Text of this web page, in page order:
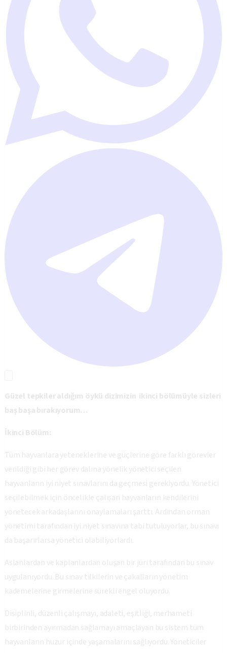
Güzel tepkiler aldığım öykü dizimizin ikinci bölümüyle sizleri
baş başa bırakıyorum…
İkinci Bölüm:
Tüm hayvanlara yeteneklerine ve güçlerine göre farklı görevler
verildiği gibi her görev dalına yönelik yönetici seçilen
hayvanların iyi niyet sınavlarını da geçmesi gerekiyordu. Yönetici
seçilebilmek için öncelikle çalışan hayvanların kendilerini
yönetecek arkadaşlarını onaylamaları şarttı. Ardından orman
yönetimi tarafından iyi niyet sınavına tabi tutuluyorlar, bu sınavı
da başarırlarsa yönetici olabiliyorlardı.
Aslanlardan ve kaplanlardan oluşan bir jüri tarafından bu sınav
uygulanıyordu. Bu sınav tilkilerin ve çakalların yönetim
kademelerine girmelerine sürekli engel oluyordu.
Disiplinli, düzenli çalışmayı, adaleti, eşitliği, merhameti
birbirinden ayırmadan sağlamayı amaçlayan bu sistem tüm
hayvanların huzur içinde yaşamalarını sağlıyordu. Yöneticiler